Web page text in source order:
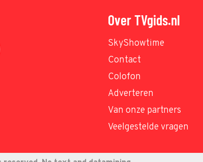
Over TVgids.nl
SkyShowtime
Contact
Colofon
Adverteren
Van onze partners
Veelgestelde vragen